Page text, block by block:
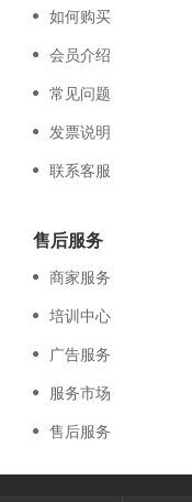
如何购买
会员介绍
常见问题
发票说明
联系客服
售后服务
商家服务
培训中心
广告服务
服务市场
售后服务